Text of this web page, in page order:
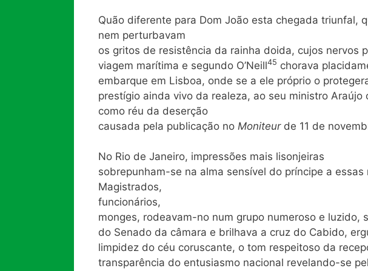
Quão diferente para Dom João esta chegada triunfal,
nem perturbavam
os gritos de resistência da rainha doida, cujos nervos
viagem marítima e segundo O’Neill45 chorava
embarque em Lisboa, onde se a ele próprio o
prestígio ainda vivo da realeza, ao seu ministro Araújo
como réu da deserção
causada pela publicação no Moniteur de 11 de
No Rio de Janeiro, impressões mais lisonjeiras
sobrepunham-se na alma sensível do príncipe a
Magistrados,
funcionários,
monges, rodeavam-no num grupo numeroso e luzido,
do Senado da câmara e brilhava a cruz do Cabido,
limpidez do céu coruscante, o tom respeitoso da
transparência do entusiasmo nacional revelando-se